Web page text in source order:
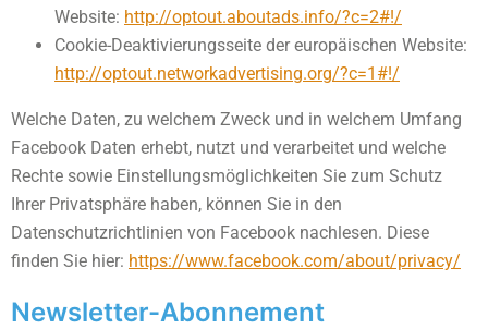
Website: http://optout.aboutads.info/?c=2#!/
Cookie-Deaktivierungsseite der europäischen Website:
http://optout.networkadvertising.org/?c=1#!/
Welche Daten, zu welchem Zweck und in welchem Umfang
Facebook Daten erhebt, nutzt und verarbeitet und welche
Rechte sowie Einstellungsmöglichkeiten Sie zum Schutz
Ihrer Privatsphäre haben, können Sie in den
Datenschutzrichtlinien von Facebook nachlesen. Diese
finden Sie hier: https://www.facebook.com/about/privacy/
Newsletter-Abonnement